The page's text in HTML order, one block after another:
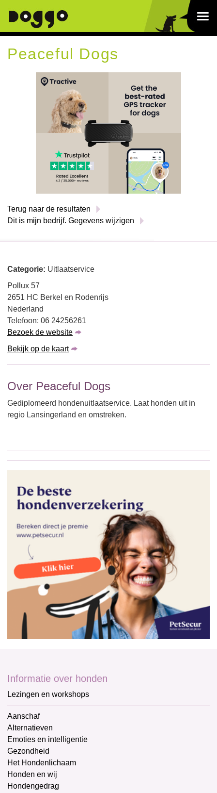
Peaceful Dogs
Terug naar de resultaten
Dit is mijn bedrijf. Gegevens wijzigen
Categorie: Uitlaatservice
Pollux 57
2651 HC Berkel en Rodenrijs
Nederland
Telefoon: 06 24256261
Bezoek de website
Bekijk op de kaart
Over Peaceful Dogs
Gediplomeerd hondenuitlaatservice. Laat honden uit in
regio Lansingerland en omstreken.
Informatie over honden
Lezingen en workshops
Aanschaf
Alternatieven
Emoties en intelligentie
Gezondheid
Het Hondenlichaam
Honden en wij
Hondengedrag